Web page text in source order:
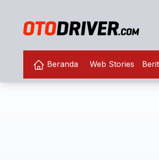
Beranda Web Stories